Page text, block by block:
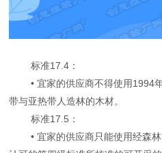
标准17.4：
• 宜家的供应商不得使用1994年
带与亚热带人造林的木材。
标准17.5：
• 宜家的供应商只能使用经森林